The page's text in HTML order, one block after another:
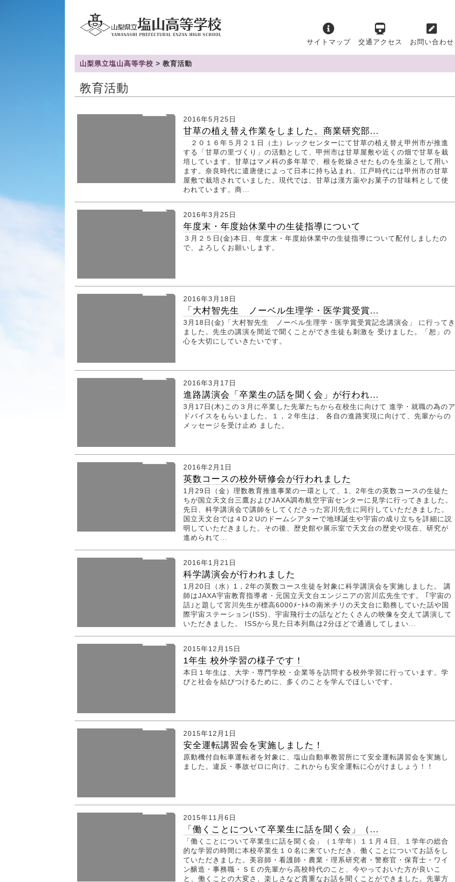
サイトマップ 交通アクセス お問い合わせ
山梨県立塩山高等学校 > 教育活動
教育活動
2016年5月25日
甘草の植え替え作業をしました。商業研究部...
２０１６年５月２１日（土）レックセンターにて甘草の植え替え甲州市が推進
する「甘草の里づくり」の活動として、甲州市は甘草屋敷や近くの畑で甘草を栽
培しています。甘草はマメ科の多年草で、根を乾燥させたものを生薬として用い
ます。奈良時代に遣唐使によって日本に持ち込まれ、江戸時代には甲州市の甘草
屋敷で栽培されていました。現代では、甘草は漢方薬やお菓子の甘味料として使
われています。商...
2016年3月25日
年度末・年度始休業中の生徒指導について
３月２５日(金)本日、年度末・年度始休業中の生徒指導について配付しましたの
で、よろしくお願いします。
2016年3月18日
「大村智先生 ノーベル生理学・医学賞受賞...
3月18日(金)「大村智先生 ノーベル生理学・医学賞受賞記念講演会」 に行ってき
ました。先生の講演を間近で聞くことができ生徒も刺激を 受けました。「恕」の
心を大切にしていきたいです。
2016年3月17日
進路講演会「卒業生の話を聞く会」が行われ...
3月17日(木)この３月に卒業した先輩たちから在校生に向けて 進学・就職の為のア
ドバイスをもらいました。１，２年生は、 各自の進路実現に向けて、先輩からの
メッセージを受け止め ました。
2016年2月1日
英数コースの校外研修会が行われました
1月29日（金）理数教育推進事業の一環として、1、2年生の英数コースの生徒た
ちが国立天文台三鷹およびJAXA調布航空宇宙センターに見学に行ってきました。
先日、科学講演会で講師をしてくださった宮川先生に同行していただきました。
国立天文台では４D２Uのドームシアターで地球誕生や宇宙の成り立ちを詳細に説
明していただきました。その後、歴史館や展示室で天文台の歴史や現在、研究が
進められて...
2016年1月21日
科学講演会が行われました
1月20日（水）1，2年の英数コース生徒を対象に科学講演会を実施しました。 講
師はJAXA宇宙教育指導者・元国立天文台エンジニアの宮川広先生です。 ｢宇宙の
話｣と題して宮川先生が標高6000ﾒｰﾄﾙの南米チリの天文台に勤務していた話や国
際宇宙ステーション(ISS)、宇宙飛行士の話などたくさんの映像を交えて講演して
いただきました。 ISSから見た日本列島は2分ほどで通過してしまい...
2015年12月15日
1年生 校外学習の様子です！
本日１年生は、大学・専門学校・企業等を訪問する校外学習に行っています。学
びと社会を結びつけるために、多くのことを学んでほしいです。
2015年12月1日
安全運転講習会を実施しました！
原動機付自転車運転者を対象に、塩山自動車教習所にて安全運転講習会を実施し
ました。違反・事故ゼロに向け、これからも安全運転に心がけましょう！！
2015年11月6日
「働くことについて卒業生に話を聞く会」（...
「働くことについて卒業生に話を聞く会」（１学年）１１月４日、１学年の総合
的な学習の時間に本校卒業生１０名に来ていただき、働くことについてお話をし
ていただきました。美容師・看護師・農業・理系研究者・警察官・保育士・ワイ
ン醸造・事務職・ＳＥの先輩から高校時代のこと、今やっておいた方が良いこ
と、働くことの大変さ、楽しさなど貴重なお話を聞くことができました。先輩方